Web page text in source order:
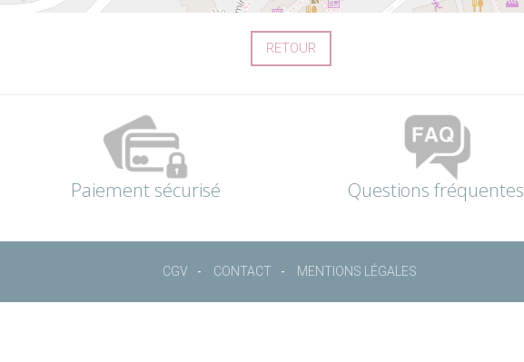
RETOUR
Paiement sécurisé Questions fréquentes
CGV CONTACT MENTIONS LÉGALES